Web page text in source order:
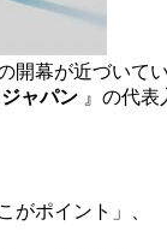
開幕が近づいてい
ャパン 』の代表
がポイント」、